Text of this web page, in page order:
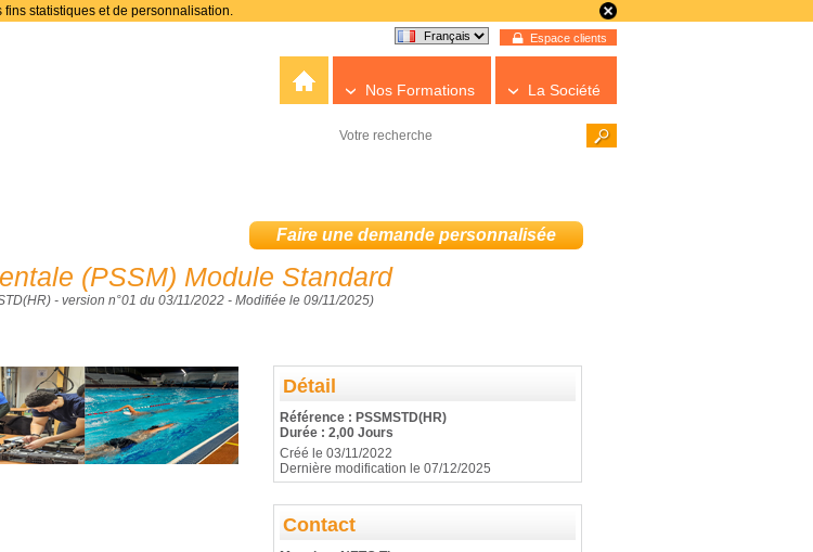
statistiques et de personnalisation.
Espace clients
Nos Formations La Société
Faire une demande personnalisée
(PSSM) Module Standard
- version n°01 du 03/11/2022 - Modifiée le 09/11/2025)
Détail
Référence : PSSMSTD(HR)
Durée : 2,00 Jours
Créé le 03/11/2022
Dernière modification le 07/12/2025
Contact